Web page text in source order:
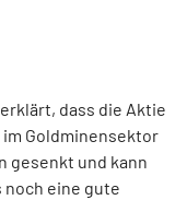
dass die Aktie
Goldminensektor
gesenkt und kann
noch eine gute